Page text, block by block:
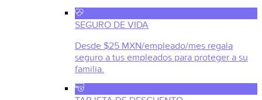
SEGURO DE VIDA
Desde $25 MXN/empleado/mes regala
seguro a tus empleados para proteger a su
familia.